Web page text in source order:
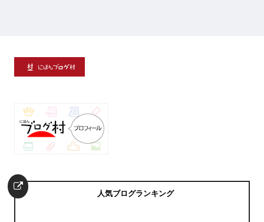
人気ブログランキング